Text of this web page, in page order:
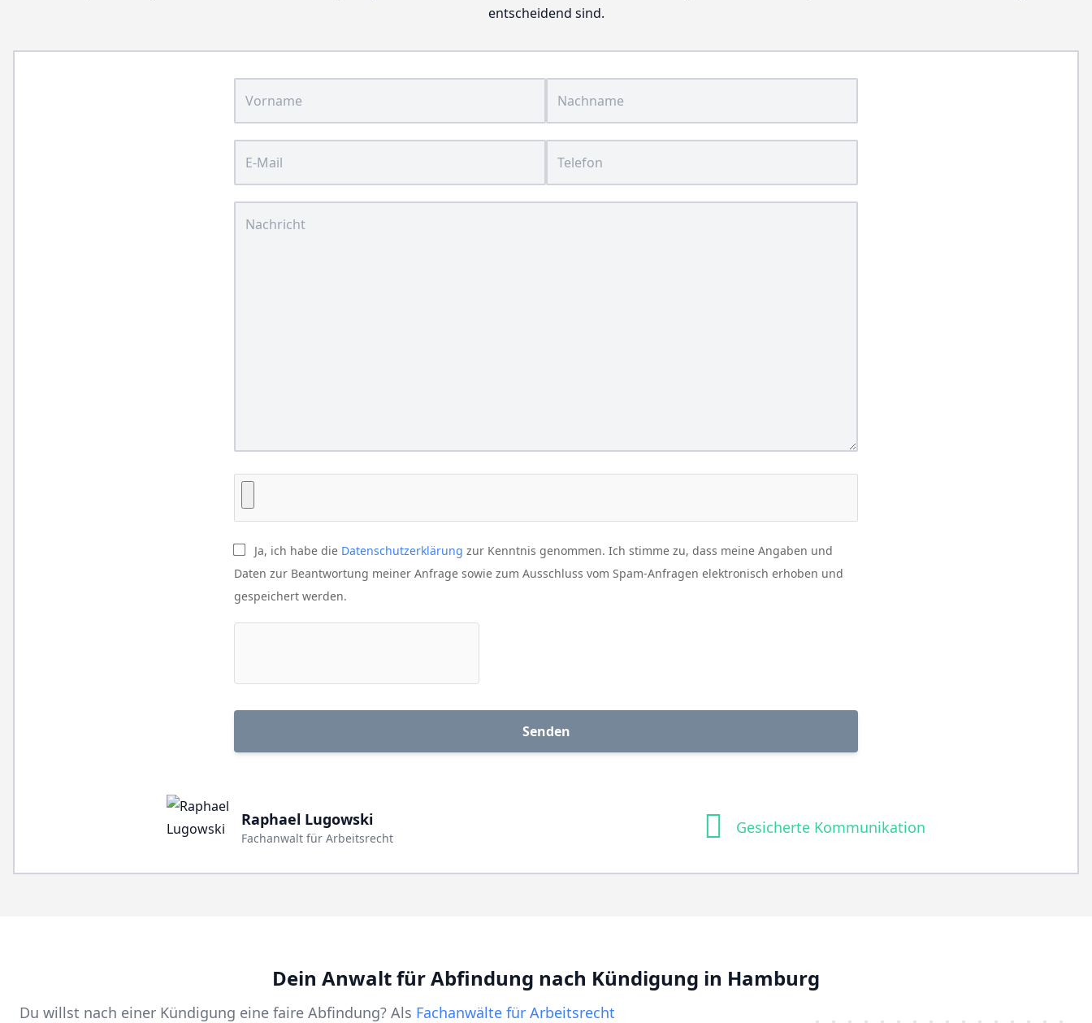
entscheidend sind.
Ja, ich habe die Datenschutzerklärung zur Kenntnis genommen. Ich stimme zu, dass meine Angaben und
Daten zur Beantwortung meiner Anfrage sowie zum Ausschluss vom Spam-Anfragen elektronisch erhoben und
gespeichert werden.
Raphael Lugowski
Fachanwalt für Arbeitsrecht
Gesicherte Kommunikation
Dein Anwalt für Abfindung nach Kündigung in Hamburg
Du willst nach einer Kündigung eine faire Abfindung? Als Fachanwälte für Arbeitsrecht